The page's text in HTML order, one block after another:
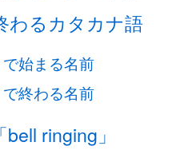
わるカタカナ語
で始まる名前
で終わる名前
ringing」